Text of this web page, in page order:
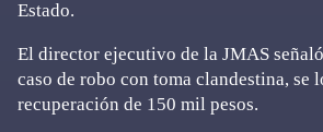
Estado.
El director ejecutivo de la JMAS
caso de robo con toma clandestina, se
recuperación de 150 mil pesos.